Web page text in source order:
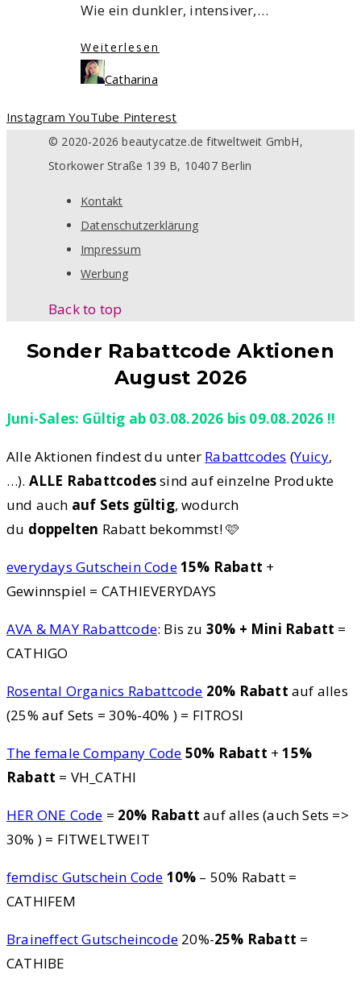
Wie ein dunkler, intensiver,…
Weiterlesen
Catharina
Instagram YouTube Pinterest
© 2020-2026 beautycatze.de fitweltweit GmbH,
Storkower Straße 139 B, 10407 Berlin
Kontakt
Datenschutzerklärung
Impressum
Werbung
Back to top
Sonder Rabattcode Aktionen
August 2026
Juni-Sales: Gültig ab 03.08.2026 bis 09.08.2026 !!
Alle Aktionen findest du unter Rabattcodes (Yuicy,
…). ALLE Rabattcodessind auf einzelne Produkte
und auch auf Sets gültig, wodurch
du doppelten Rabatt bekommst! 🩷
everydays Gutschein Code15% Rabatt +
Gewinnspiel = CATHIEVERYDAYS
AVA & MAY Rabattcode: Bis zu 30% + Mini Rabatt =
CATHIGO
Rosental Organics Rabattcode 20% Rabatt auf alles
(25% auf Sets = 30%-40% ) = FITROSI
The female Company Code 50% Rabatt +15%
Rabatt = VH_CATHI
HER ONE Code = 20% Rabatt auf alles (auch Sets =>
30% ) = FITWELTWEIT
femdisc Gutschein Code 10% – 50% Rabatt =
CATHIFEM
Braineffect Gutscheincode 20%-25% Rabatt =
CATHIBE